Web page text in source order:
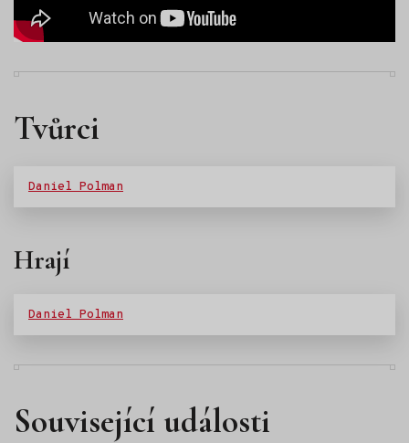
Tvůrci
Daniel Polman
Hrají
Daniel Polman
Související události